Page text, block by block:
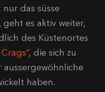
das süsse
es aktiv weiter,
des Küstenortes
, die sich zu
haben.